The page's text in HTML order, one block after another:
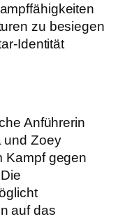
zu besiegen
Identität
Anführerin
und Zoey
Kampf gegen
auf das